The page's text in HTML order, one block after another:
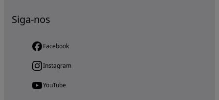
Siga-nos
Facebook
Instagram
YouTube